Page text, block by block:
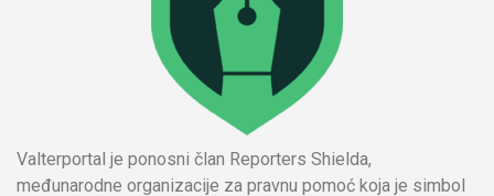
Valterportal je ponosni član Reporters Shielda,
međunarodne organizacije za pravnu pomoć koja je simbol